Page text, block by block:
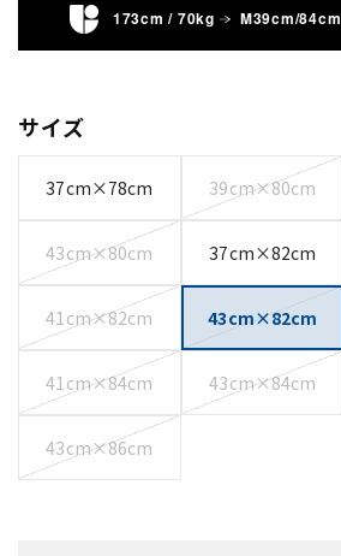
173cm / 70kg M39cm/84cm
サイズ
37cm×78cm 39cm×80cm
43cm×80cm 37cm×82cm
41cm×82cm 43cm×82cm
41cm×84cm 43cm×84cm
43cm×86cm